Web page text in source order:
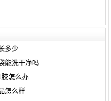
多少
能洗干净吗
胶怎么办
怎么样